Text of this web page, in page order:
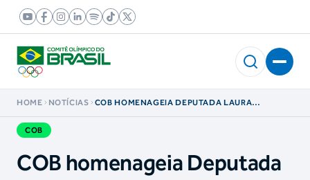
HOME NOTÍCIAS
COB HOMENAGEIA DEPUTADA LAURA
COB
COB homenageia Deputada